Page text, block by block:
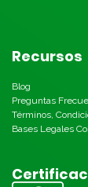
Recursos
Blog
Preguntas
Términos,
Bases Legales